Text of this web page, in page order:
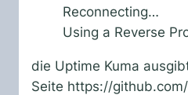
Reconnecting…
Using a Reverse
die Uptime Kuma
Seite https://